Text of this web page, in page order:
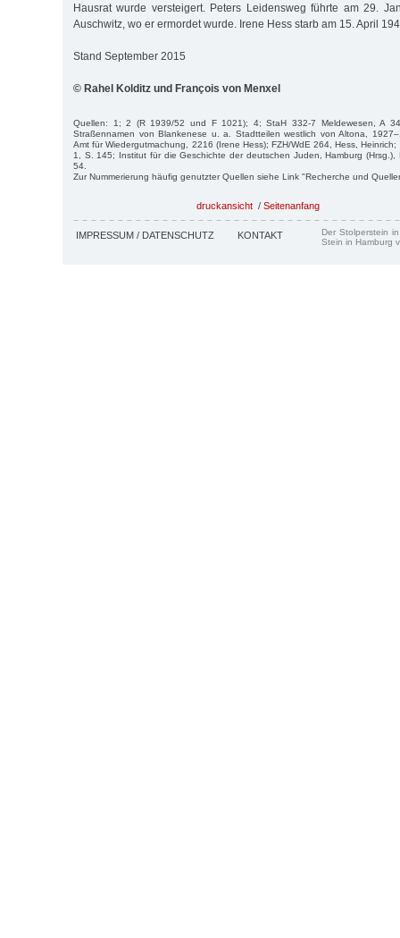
Hausrat wurde versteigert. Peters Leidensweg führte am 29.
Auschwitz, wo er ermordet wurde. Irene Hess starb am 15. April
Stand September 2015
© Rahel Kolditz und François von Menxel
Quellen: 1; 2 (R 1939/52 und F 1021); 4; StaH 332-7 Meldewesen, A
Straßennamen von Blankenese u. a. Stadtteilen westlich von Altona,
Amt für Wiedergutmachung, 2216 (Irene Hess); FZH/WdE 264, Hess,
1, S. 145; Institut für die Geschichte der deutschen Juden, Hamburg (Hrsg.),
54.
Zur Nummerierung häufig genutzter Quellen siehe Link "Recherche und
druckansicht / Seitenanfang
IMPRESSUM / DATENSCHUTZ KONTAKT
Der Stolperstein
Stein in Hamburg